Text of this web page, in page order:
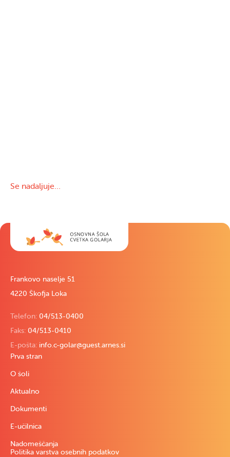
Se nadaljuje…
Frankovo naselje 51
4220 Škofja Loka
Telefon: 04/513-0400
Faks: 04/513-0410
E-pošta: info.c-golar@guest.arnes.si
Prva stran
O šoli
Aktualno
Dokumenti
E-učilnica
Nadomeščanja
Politika varstva osebnih podatkov